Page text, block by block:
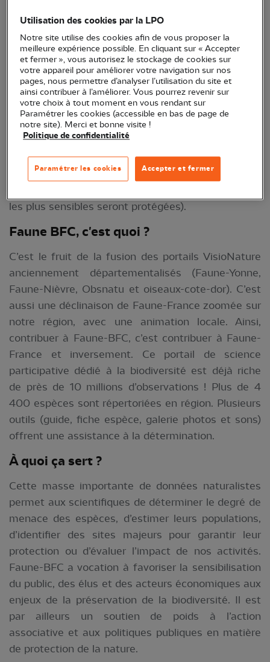
Vous observez un oiseau, un mammifère, un
papillon, une libellule, un amphibien...?Vous êtes
bien certain·e de leur identification ? Alors n'oubliez
pas d'enregistrer vos observations sur les bases de
données naturalistesFaune-bfc.org
indispensables à l'amélioration des connaissances
de la biodiversité locale et vous permettent de
les plus sensibles seront protégées).
Faune BFC, c'est quoi ?
C’est le fruit de la fusion des portails VisioNature
anciennement départementalisés (Faune-Yonne,
Faune-Nièvre, Obsnatu et oiseaux-cote-dor). C’est
aussi une déclinaison de Faune-France zoomée sur
notre région, avec une animation locale. Ainsi,
contribuer à Faune-BFC, c’est contribuer à Faune-
France et inversement. Ce portail de science
participative dédié à la biodiversité est déjà riche
de près de 10 millions d’observations ! Plus de 4
400 espèces sont répertoriées en région. Plusieurs
outils (guide, fiche espèce, galerie photos et sons)
offrent une assistance à la détermination.
À quoi ça sert ?
Cette masse importante de données naturalistes
permet aux scientifiques de déterminer le degré de
menace des espèces, d’estimer leurs populations,
d’identifier des sites majeurs pour garantir leur
protection ou d’évaluer l’impact de nos activités.
Faune-BFC a vocation à favoriser la sensibilisation
du public, des élus et des acteurs économiques aux
enjeux de la préservation de la biodiversité. Il est
par ailleurs un soutien de poids à l’action
associative et aux politiques publiques en matière
de protection de la nature.
Utilisation des cookies par la LPO
Notre site utilise des cookies afin de vous proposer la
meilleure expérience possible. En cliquant sur « Accepter
et fermer », vous autorisez le stockage de cookies sur
votre appareil pour améliorer votre navigation sur nos
pages, nous permettre d’analyser l’utilisation du site et
ainsi contribuer à l’améliorer. Vous pourrez revenir sur
votre choix à tout moment en vous rendant sur
Paramétrer les cookies (accessible en bas de page de
notre site). Merci et bonne visite !
Politique de confidentialité
Accepter et fermer
Paramétrer les cookies